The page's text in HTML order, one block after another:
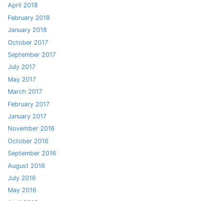
April 2018
February 2018
January 2018
October 2017
September 2017
July 2017
May 2017
March 2017
February 2017
January 2017
November 2016
October 2016
September 2016
August 2016
July 2016
May 2016